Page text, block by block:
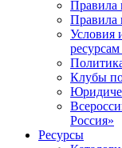
Правила
Правила
Условия
Клубы
Россия»
Ресурсы